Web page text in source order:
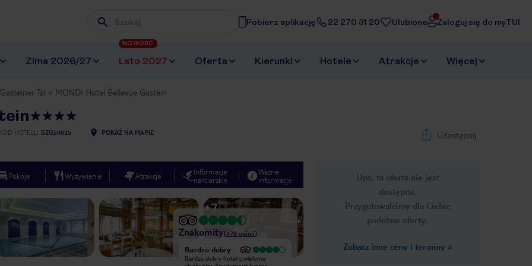
Wpisz frazę, której szukasz
Pobierz aplikację 22 270 31 20 Ulubione Zaloguj się do myTUI
Zima 2026/27 Lato 2027
NOWOŚĆ
Oferta Kierunki Hotele Atrakcje Więcej
Gasteiner Tal MONDI Hotel Bellevue Gastein
KOD HOTELU SZG50025 POKAŻ NA MAPIE Udostępnij
Ups, ta oferta nie jest
dostępna.
Przygotowaliśmy dla Ciebie
podobne oferty:
Zobacz inne ceny i terminy »
Pokoje Wyżywienie Atrakcje
Informacje
narciarskie
Ważne
informacje
Next slide
1/13
+7
Znakomity(478 opinii)
MINUSY 1) brak parkingu-po 9 godz
Bardzo dobry
Bardzo dobry hotel z wieloma
Bardzo dobry